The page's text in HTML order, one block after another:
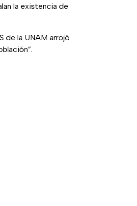
la existencia de
de la UNAM arrojó